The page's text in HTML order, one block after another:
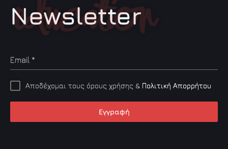
Newsletter
Email *
Αποδέχομαι τους όρους χρήσης & Πολιτική Απορρήτου
Εγγραφή